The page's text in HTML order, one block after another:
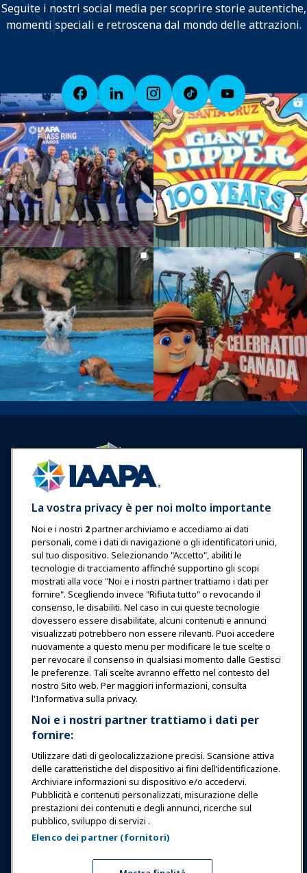
Seguite i nostri social media per scoprire storie autentiche,
momenti speciali e retroscena dal mondo delle attrazioni.
Unisciti ora
Premi Carriere
Contatto
Esposizioni & Eventi
Notizie & Funworld
Educazione
Sicurezza & Protezione
Difesa
Ricerca e Rapporti
Informazioni su IAAPA
Partner
Copyright © 2026 Associazione Internazionale di Parchi di
Divertimento e Attrazioni. Tutti i diritti riservati.
La vostra privacy è per noi molto importante
Noi e i nostri 2partner archiviamo e accediamo ai dati
personali, come i dati di navigazione o gli identificatori unici,
sul tuo dispositivo. Selezionando "Accetto", abiliti le
tecnologie di tracciamento affinché supportino gli scopi
mostrati alla voce "Noi e i nostri partner trattiamo i dati per
fornire". Scegliendo invece "Rifiuta tutto" o revocando il
consenso, le disabiliti. Nel caso in cui queste tecnologie
dovessero essere disabilitate, alcuni contenuti e annunci
visualizzati potrebbero non essere rilevanti. Puoi accedere
nuovamente a questo menu per modificare le tue scelte o
per revocare il consenso in qualsiasi momento dalle Gestisci
le preferenze. Tali scelte avranno effetto nel contesto del
nostro Sito web. Per maggiori informazioni, consulta
l'Informativa sulla privacy.
Noi e i nostri partner trattiamo i dati per
fornire:
Utilizzare dati di geolocalizzazione precisi. Scansione attiva
delle caratteristiche del dispositivo ai fini dell’identificazione.
Archiviare informazioni su dispositivo e/o accedervi.
Pubblicità e contenuti personalizzati, misurazione delle
prestazioni dei contenuti e degli annunci, ricerche sul
pubblico, sviluppo di servizi .
Elenco dei partner (fornitori)